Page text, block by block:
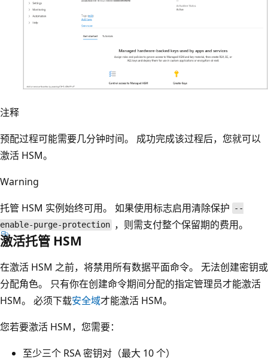
注释
预配过程可能需要几分钟时间。 成功完成该过程后，您就可以
激活 HSM。
Warning
托管 HSM 实例始终可用。 如果使用标志启用清除保护
--
enable-purge-protection ，则需支付整个保留期的费用。
激活托管 HSM
在激活 HSM 之前，将禁用所有数据平面命令。 无法创建密钥或
分配角色。 只有你在创建命令期间分配的指定管理员才能激活
HSM。 必须下载安全域才能激活 HSM。
您若要激活 HSM，您需要：
至少三个 RSA 密钥对（最大 10 个）